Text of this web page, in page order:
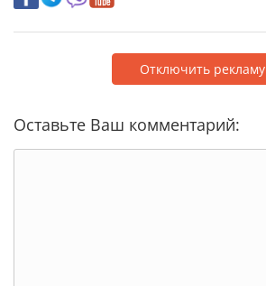
Отключить рекламу
Оставьте Ваш комментарий: